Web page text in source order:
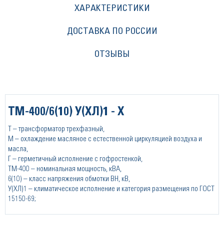
ХАРАКТЕРИСТИКИ
ДОСТАВКА ПО РОССИИ
ОТЗЫВЫ
ТМ-400/6(10) У(ХЛ)1 - Х
Т – трансформатор трехфазный,
М – охлаждение масляное с естественной циркуляцией воздуха и
масла,
Г – герметичный исполнение с гофростенкой,
ТМ-400 – номинальная мощность, кВА,
6(10) – класс напряжения обмотки ВН, кВ,
У(ХЛ)1 – климатическое исполнение и категория размещения по ГОСТ
15150-69;